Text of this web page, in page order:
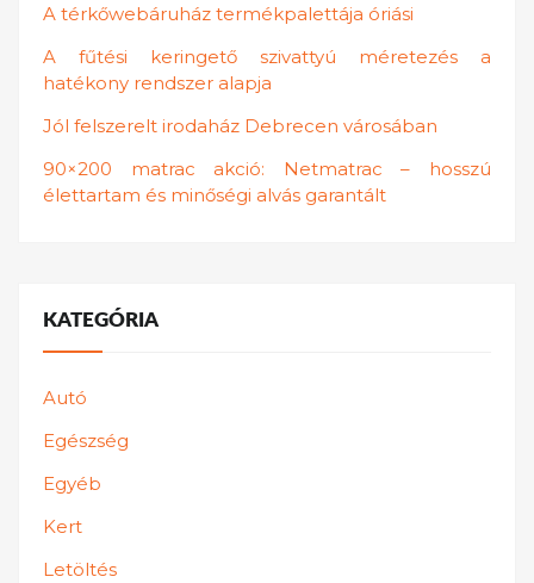
A térkőwebáruház termékpalettája óriási
A fűtési keringető szivattyú méretezés a
hatékony rendszer alapja
Jól felszerelt irodaház Debrecen városában
90×200 matrac akció: Netmatrac – hosszú
élettartam és minőségi alvás garantált
KATEGÓRIA
Autó
Egészség
Egyéb
Kert
Letöltés